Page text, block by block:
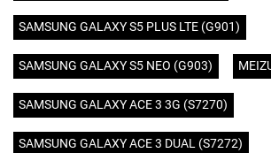
SAMSUNG GALAXY S5 PLUS LTE (G901)
SAMSUNG GALAXY S5 NEO (G903)
SAMSUNG GALAXY ACE 3 3G (S7270)
SAMSUNG GALAXY ACE 3 DUAL (S7272)